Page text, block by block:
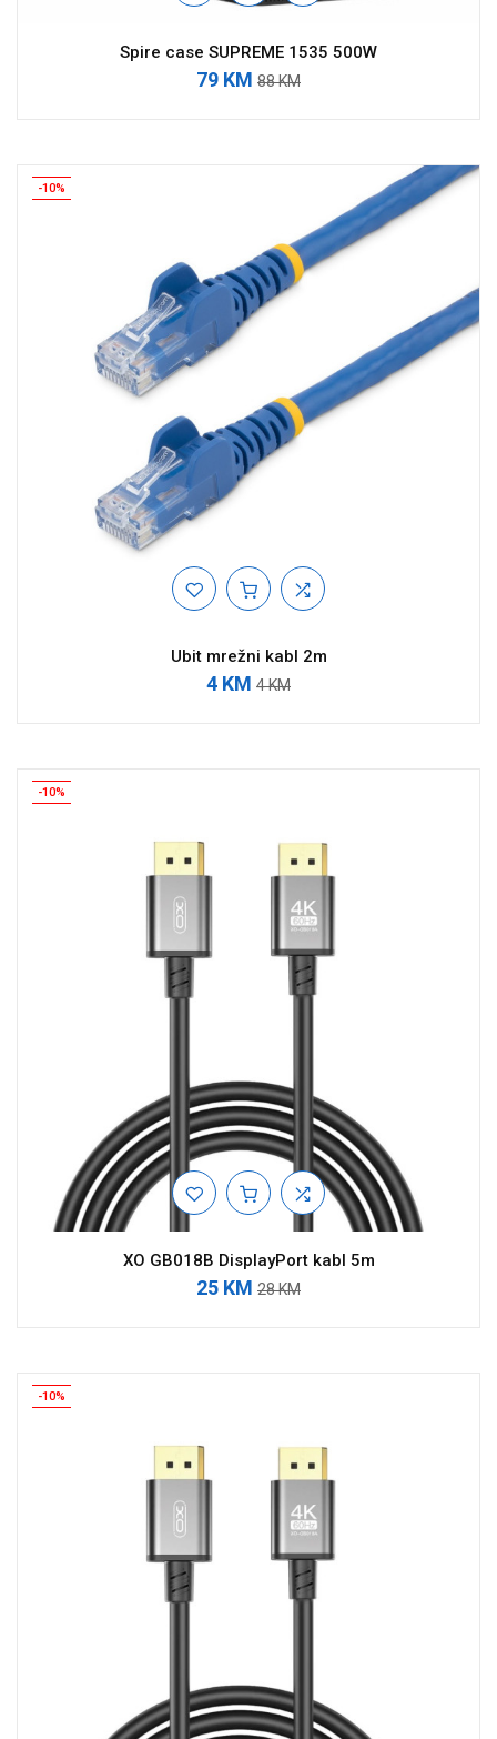
Spire case SUPREME 1535 500W
79 KM 88 KM
-10%
Ubit mrežni kabl 2m
4 KM 4 KM
-10%
XO GB018B DisplayPort kabl 5m
25 KM 28 KM
-10%